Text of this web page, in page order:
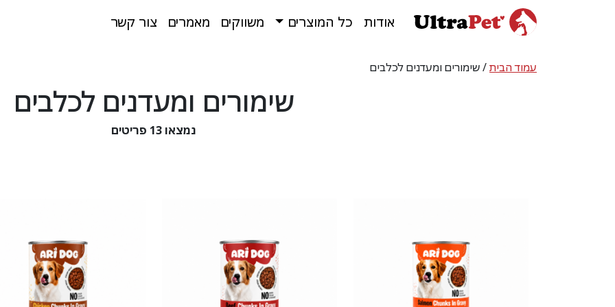
אודות כל המוצרים משווקים מאמרים צור קשר
עמוד הבית/ שימורים ומעדנים לכלבים
שימורים ומעדנים לכלבים
נמצאו 13 פריטים